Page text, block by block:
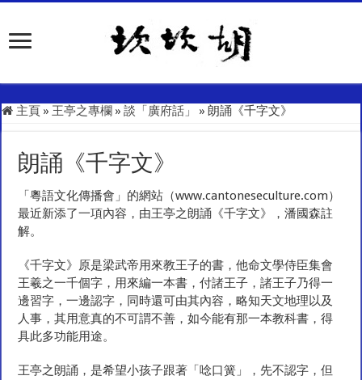
主頁 » 王亭之專欄 » 談「廣府話」 » 朗誦《千字文》
朗誦《千字文》
「粵語文化傳播會」的網站（www.cantoneseculture.com）
最近新添了一項內容，由王亭之朗誦《千字文》，潘國森註
解。
《千字文》原是梁武帝用來教王子的書，他命文學侍臣集會
王羲之一千個字，用來編一本書，付諸王子，諸王子乃得一
邊習字，一邊認字，同時還可由其內容，略知天文地理以及
人事，其用意真的不可謂不善，如今能有那一本教科書，得
具此多功能用途。
王亭之朗誦，是希望小孩子跟著「唸口簧」，先不認字，但